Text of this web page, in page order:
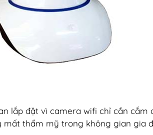
lắp đặt vì camera wifi chỉ cần cắm
thẩm mỹ trong không gian gia